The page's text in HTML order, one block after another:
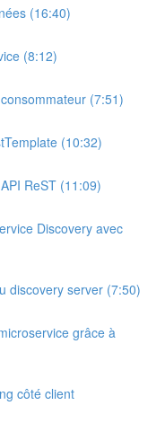
(16:40)
(8:12)
(7:51)
(10:32)
ReST (11:09)
Discovery avec
discovery server (7:50)
grâce à
côté client